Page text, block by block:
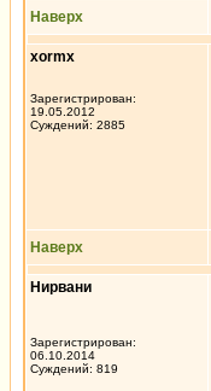
Наверх
xormx
Зарегистрирован:
19.05.2012
Суждений: 2885
Наверх
Нирвани
Зарегистрирован:
06.10.2014
Суждений: 819